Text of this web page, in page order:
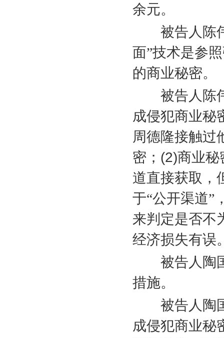
余元。
被告人陈伟
面”技术是参
的商业秘密。
被告人陈伟
成侵犯商业秘
周德隆接触过
密； (2)商业秘
道直接获取，
于“公开渠道”
来判定是否不
经济损失有误
被告人陶国
措施。
被告人陶国
成侵犯商业秘